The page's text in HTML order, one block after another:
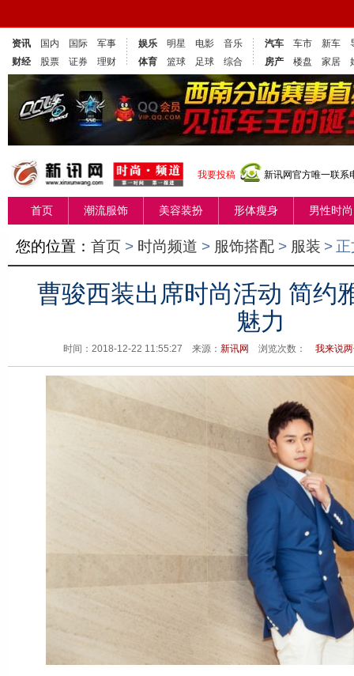
资讯 国内 国际
军事
财经
股票 证券 理财
娱乐 明星 电影
音乐
体育
篮球 足球 综合
汽车 车市 新车
房产
楼盘 家居
我要投稿 新讯网官方唯一联
首页 潮流服饰 美容装扮 形体瘦身 男性时尚
您的位置： 首页 > 时尚频道 > 服饰搭配 > 服装 >
曹骏西装出席时尚活动 简约
魅力
时间：2018-12-22 11:55:27 来源： 新讯网 浏览次数： 我来说